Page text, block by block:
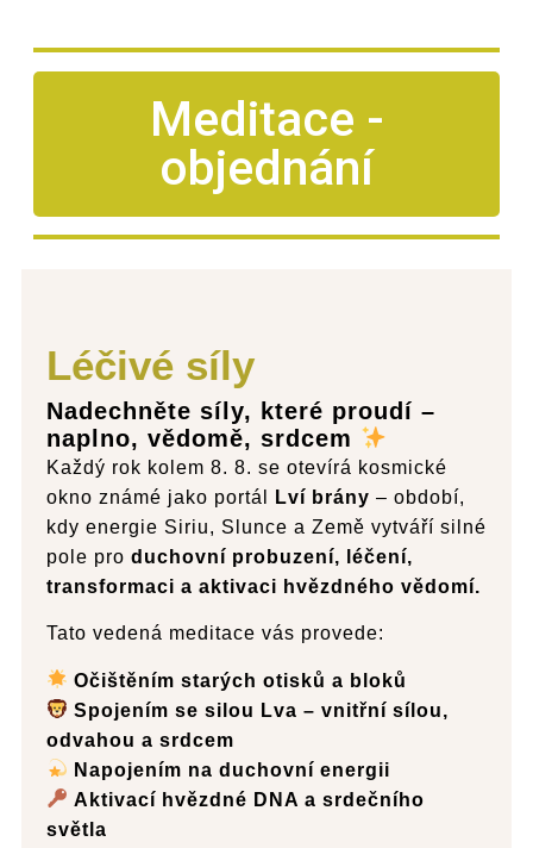
Meditace -
objednání
Léčivé síly
Nadechněte síly, které proudí –
naplno, vědomě, srdcem
Každý rok kolem 8. 8. se otevírá kosmické
okno známé jako portál
Lví brány – období,
kdy energie Siriu, Slunce a Země vytváří silné
pole pro duchovní probuzení, léčení,
transformaci a aktivaci hvězdného vědomí.
Tato vedená meditace vás provede:
Očištěním starých otisků a bloků
Spojením se silou Lva – vnitřní sílou,
odvahou a srdcem
Napojením na duchovní energii
Aktivací hvězdné DNA a srdečního
světla